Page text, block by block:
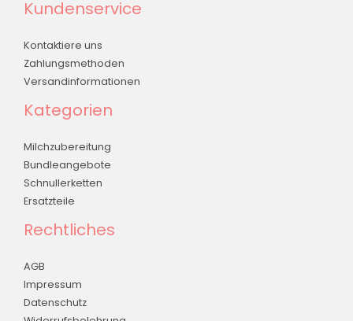
Kundenservice
Kontaktiere uns
Zahlungsmethoden
Versandinformationen
Kategorien
Milchzubereitung
Bundleangebote
Schnullerketten
Ersatzteile
Rechtliches
AGB
Impressum
Datenschutz